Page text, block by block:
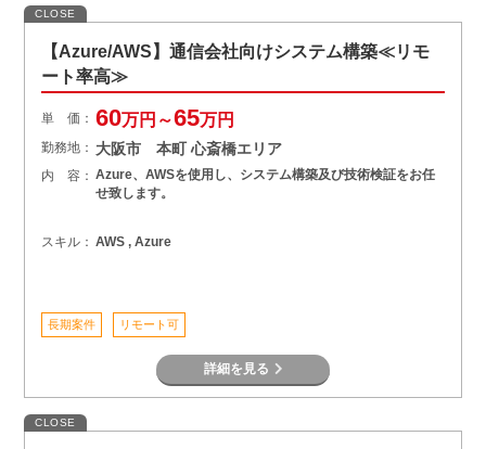
CLOSE
【Azure/AWS】通信会社向けシステム構築≪リモ
ート率高≫
単 価： 60万円～65万円
勤務地： 大阪市 本町 心斎橋エリア
内 容： Azure、AWSを使用し、システム構築及び技術検証をお任
せ致します。
スキル： AWS , Azure
長期案件 リモート可
詳細を見る
CLOSE